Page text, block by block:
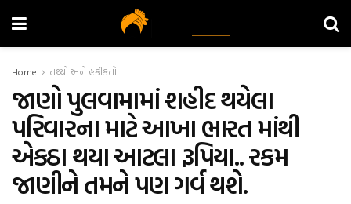
Home તથ્યો અને હકીકતો
જાણો પુલવામામાં શહીદ થયેલા
પરિવારના માટે આખા ભારત માંથી
એકઠા થયા આટલા રૂપિયા.. રકમ
જાણીને તમને પણ ગર્વ થશે.